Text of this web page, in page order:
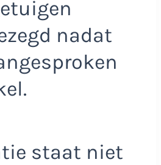
nadat
staat niet